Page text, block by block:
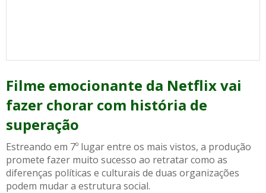
Filme emocionante da Netflix vai
fazer chorar com história de
superação
Estreando em 7º lugar entre os mais vistos, a produção
promete fazer muito sucesso ao retratar como as
diferenças políticas e culturais de duas organizações
podem mudar a estrutura social.